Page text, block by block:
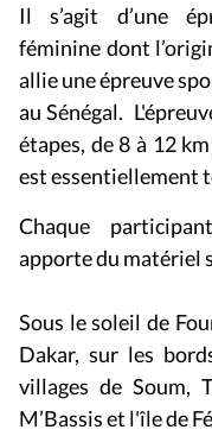
Il s’agit d’une
féminine dont
allie une épreuve
au Sénégal.
étapes, de 8 à 12
est essentiellement
Chaque
apporte du matériel
Sous le soleil de
Dakar, sur les
villages de Soum,
M’Bassis et l'île de